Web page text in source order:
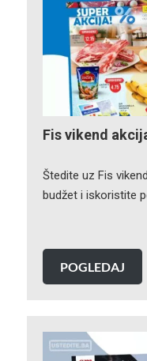
Fis vikend
Štedite uz Fis
budžet i iskoristite
POGLEDAJ